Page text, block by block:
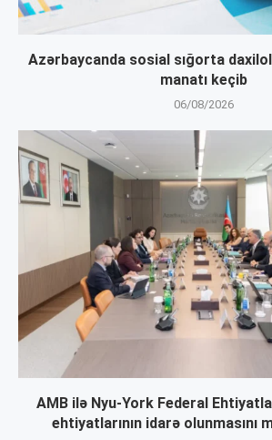
Azərbaycanda sosial sığorta
manatı keçib
06/08/2026
AMB ilə Nyu-York Federal
ehtiyatlarının idarə olunmasını